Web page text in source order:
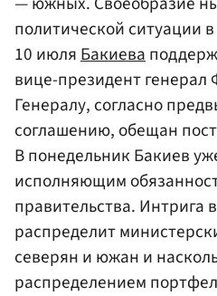
политической ситуации
10 июляБакиева
вице-президент генерал
Генералу, согласно
соглашению, обещан
В понедельник Бакиев
исполняющим
правительства. Интрига
распределит
северян и южан и
распределением